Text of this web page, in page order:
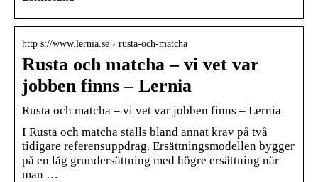
http s://www.lernia.se › rusta-och-matcha
Rusta och matcha – vi vet var
jobben finns – Lernia
Rusta och matcha – vi vet var jobben finns – Lernia
I Rusta och matcha ställs bland annat krav på två
tidigare referensuppdrag. Ersättningsmodellen bygger
på en låg grundersättning med högre ersättning när
man …